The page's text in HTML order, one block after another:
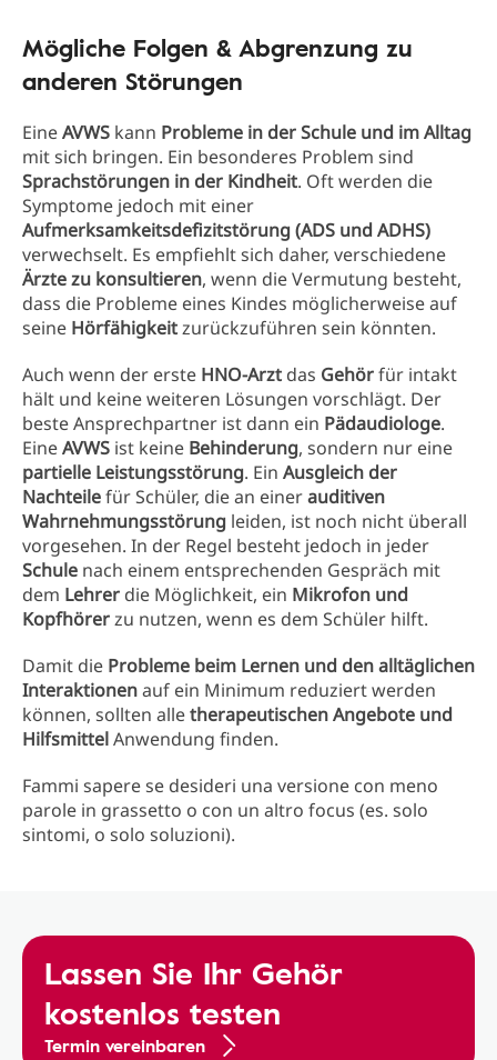
Mögliche Folgen & Abgrenzung zu
anderen Störungen
EineAVWS kann Probleme in der Schule und im Alltag
mit sich bringen. Ein besonderes Problem sind
Sprachstörungen in der Kindheit. Oft werden die
Symptome jedoch mit einer
Aufmerksamkeitsdefizitstörung (ADS und ADHS)
verwechselt. Es empfiehlt sich daher, verschiedene
Ärzte zu konsultieren, wenn die Vermutung besteht,
dass die Probleme eines Kindes möglicherweise auf
seine Hörfähigkeitzurückzuführen sein könnten.
Auch wenn der erste HNO-Arzt das Gehörfür intakt
hält und keine weiteren Lösungen vorschlägt. Der
beste Ansprechpartner ist dann ein Pädaudiologe.
EineAVWS ist keine Behinderung, sondern nur eine
partielle Leistungsstörung. Ein Ausgleich der
Nachteilefür Schüler, die an einerauditiven
Wahrnehmungsstörung leiden, ist noch nicht überall
vorgesehen. In der Regel besteht jedoch in jeder
Schule nach einem entsprechenden Gespräch mit
dem Lehrer die Möglichkeit, ein Mikrofon und
Kopfhörerzu nutzen, wenn es dem Schüler hilft.
Damit die Probleme beim Lernen und den alltäglichen
Interaktionenauf ein Minimum reduziert werden
können, sollten alletherapeutischen Angebote und
HilfsmittelAnwendung finden.
Fammi sapere se desideri una versione con meno
parole in grassetto o con un altro focus (es. solo
sintomi, o solo soluzioni).
Lassen Sie Ihr Gehör
kostenlos testen
Termin vereinbaren